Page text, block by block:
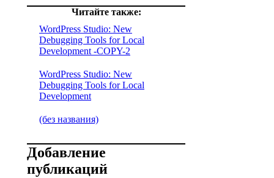
Читайте также:
WordPress Studio: New
Debugging Tools for Local
Development -COPY-2
WordPress Studio: New
Debugging Tools for Local
Development
(без названия)
Добавление
публикаций